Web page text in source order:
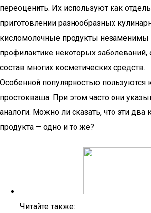
переоценить. Их используют как
приготовлении разнообразных
кисломолочные продукты незаменимы
профилактике некоторых заболеваний,
состав многих косметических средств.
Особенной популярностью пользуются
простокваша. При этом часто они
аналоги. Можно ли сказать, что эти два
продукта — одно и то же?
Читайте также: